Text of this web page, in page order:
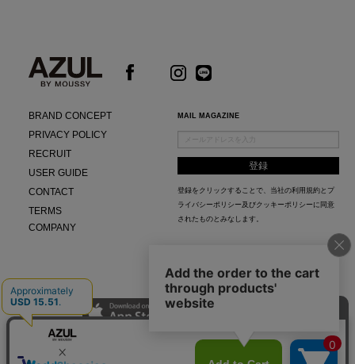
BRAND CONCEPT
PRIVACY POLICY
RECRUIT
USER GUIDE
CONTACT
TERMS
COMPANY
MAIL MAGAZINE
登録をクリックすることで、当社の利用規約と プ
ライバシーポリシー及びクッキーポリシー に同意
されたものとみなします。
AZUL APP
最新ニュースやスタイリング紹介までAZUL BY MOUSSYのお得な情報がいち早くチェック